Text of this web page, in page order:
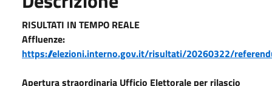
RISULTATI IN TEMPO REALE
Affluenze:
https://elezioni.interno.gov.it/risultati/20260322/
Apertura straordinaria Ufficio Elettorale per rilascio